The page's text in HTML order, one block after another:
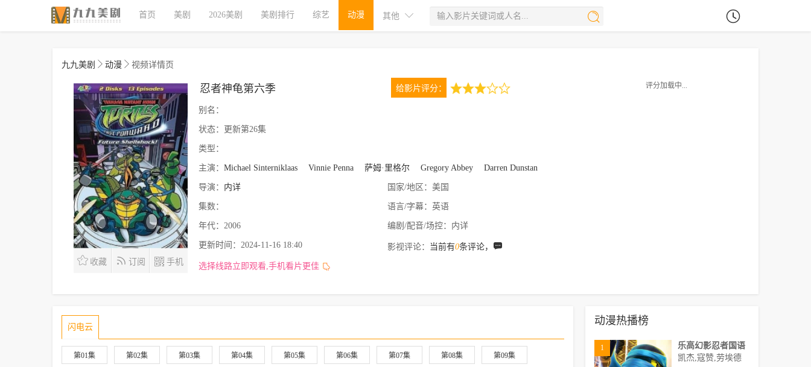
首页 美剧 2026美剧 美剧排行 综艺 动漫 其他
九九美剧 动漫 视频详情页
收藏 订阅 手机
给影片评分：
忍者神龟第六季
别名：
状态： 更新第26集
类型：
主演： Michael Sinterniklaas Vinnie Penna 萨姆·里格尔 Gregory Abbey Darren Dunstan
导演： 内详 国家/地区： 美国
集数： 语言/字幕： 英语
年代： 2006 编剧/配音/场控： 内详
更新时间： 2024-11-16 18:40 影视评论： 当前有0条评论，
选择线路立即观看,手机看片更佳
评分加载中...
闪电云
第01集 第02集 第03集 第04集 第05集 第06集 第07集 第08集 第09集
动漫热播榜
1
乐高幻影忍者国语
凯杰,寇赞,劳埃德